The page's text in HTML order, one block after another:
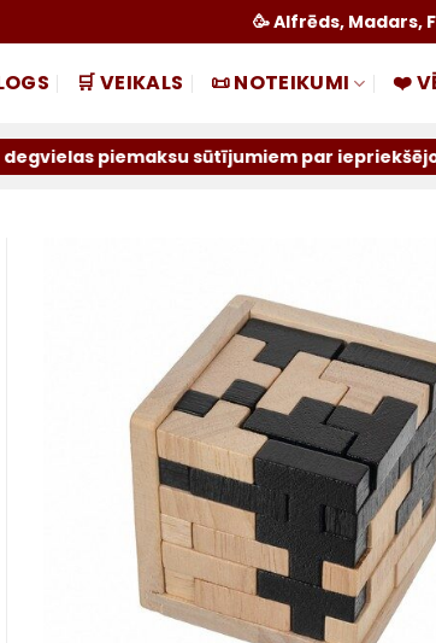
🥳 Alfrēds, Madars,
🛒 VEIKALS 📜 NOTEIKUMI ❤️
sūtījumiem par iepriekšējo